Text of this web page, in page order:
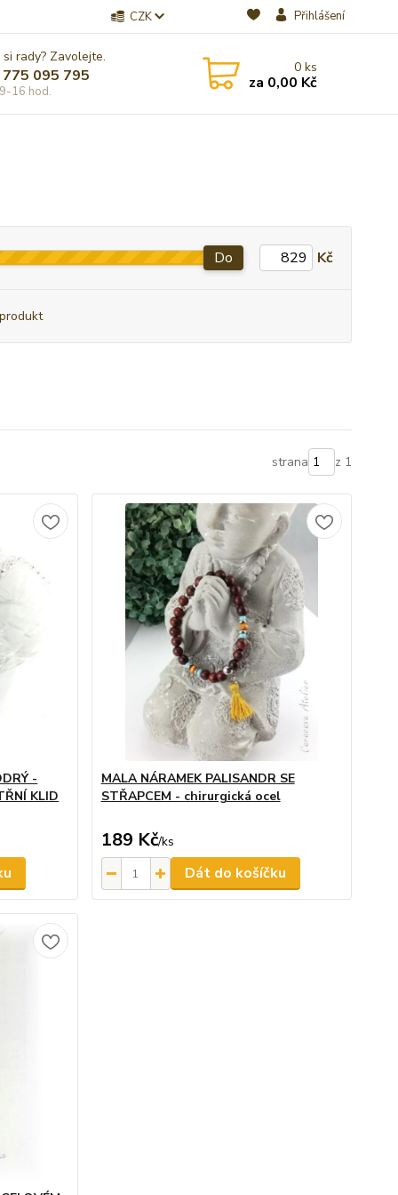
CZK Přihlášení
rady? Zavolejte.
095 795
16 hod.
0ks
za 0,00 Kč
Do Kč
strana z 1
-
KLID
MALA NÁRAMEK PALISANDR SE
STŘAPCEM - chirurgická ocel
189 Kč/ks
Dát do košíčku